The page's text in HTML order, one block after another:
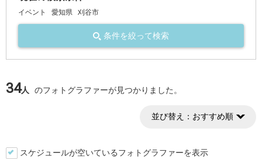
イベント 愛知県 刈谷市
条件を絞って検索
34人 のフォトグラファーが見つかりました。
並び替え： おすすめ順
スケジュールが空いているフォトグラファーを表示